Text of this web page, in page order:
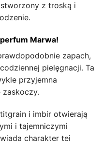
z troską i
Marwa!
zapach,
pielęgnacji. Ta
przyjemna
i imbir otwierają
i tajemniczymi
charakter tej